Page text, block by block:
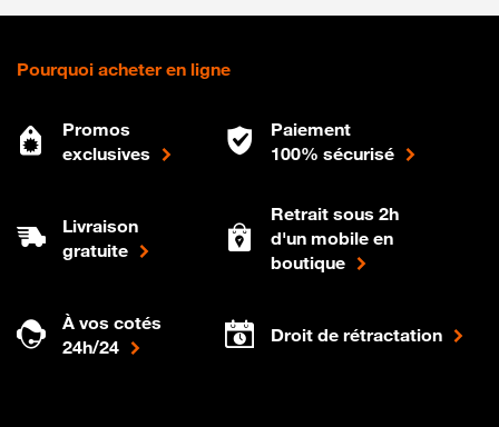
Pourquoi acheter en ligne
Promos
exclusives
Paiement
100% sécurisé
Livraison
gratuite
Retrait sous 2h
d'un mobile en
boutique
À vos cotés
24h/24
Droit de rétractation